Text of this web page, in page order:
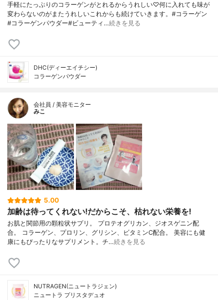
手軽にたっぷりのコラーゲンがとれるからうれしい♡何に入れても味が
変わらないのがまたうれしいこれからも続けていきます。#コラーゲン
#コラーゲンパウダー#ビューティ…続きを見る
DHC(ディーエイチシー)
コラーゲンパウダー
会社員 / 美容モニター
みこ
5.00
加齢は待ってくれない!だからこそ、枯れない栄養を!
お肌と関節用の顆粒状サプリ。 プロテオグリカン、ジオスゲニン配
合。 コラーゲン、プロリン、グリシン、ビタミンC配合。 美容にも健
康にもぴったりなサプリメント。チ…続きを見る
NUTRAGEN(ニュートラジェン)
ニュートラ プリスタデュオ